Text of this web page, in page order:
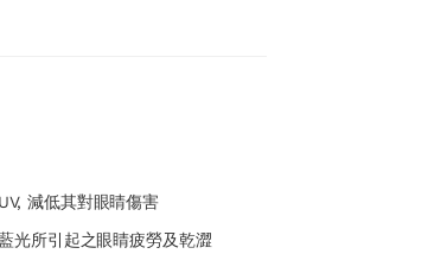
減低其對眼睛傷害
光所引起之眼睛疲勞及乾澀